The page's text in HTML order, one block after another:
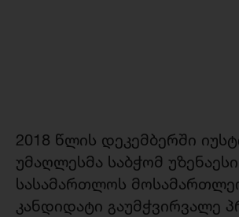
2018 წლის დეკემბერში
უმაღლესმა საბჭომ უზენაესი
სასამართლოს
კანდიდატი გაუმჭვირვალე